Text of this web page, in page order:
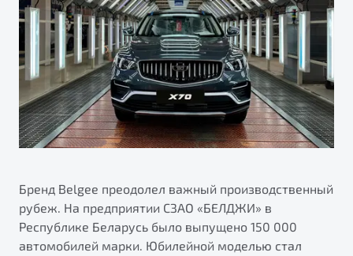
Яркий кроссовер
от 2 219 990 ₽*
Обзор В наличии
Страхование
Автокредит
Трейд-ин
Расчет КАСКО
ПОДДЕРЖКА
Гарантия Belgee
Belgee Линк
Belgee Клуб
Belgee Плюс
Клиентская поддержка
Помощь на дорогах
О дилерском центре
Правовая информация
НАША КОМАНДА
Бренд Belgee преодолел важный производственный
рубеж. На предприятии СЗАО «БЕЛДЖИ» в
Республике Беларусь было выпущено 150 000
автомобилей марки. Юбилейной моделью стал